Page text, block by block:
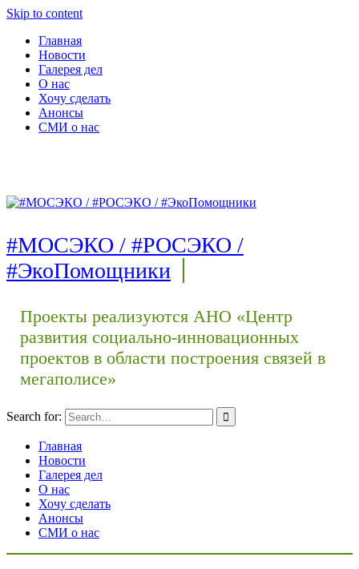
Skip to content
Главная
Новости
Галерея дел
О нас
Хочу сделать
Анонсы
СМИ о нас
#МОСЭКО / #РОСЭКО /
#ЭкоПомощники
Проекты реализуются АНО «Центр
развития социально-инновационных
проектов в области построения связей в
мегаполисе»
Search for:
Главная
Новости
Галерея дел
О нас
Хочу сделать
Анонсы
СМИ о нас